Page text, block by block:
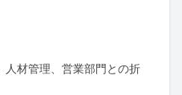
人材管理、営業部門との折